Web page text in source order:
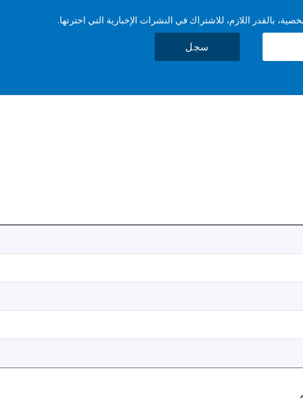
بالقدر اللازم، للاشتراك في النشرات الإخبارية التي اخترتها.
سجل